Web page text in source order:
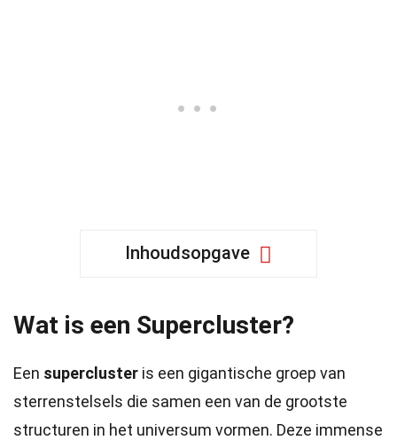
Inhoudsopgave
Wat is een Supercluster?
Een supercluster is een gigantische groep van
sterrenstelsels die samen een van de grootste
structuren in het universum vormen. Deze immense